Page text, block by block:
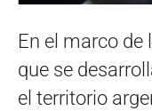
En el marco de
que se
el territorio